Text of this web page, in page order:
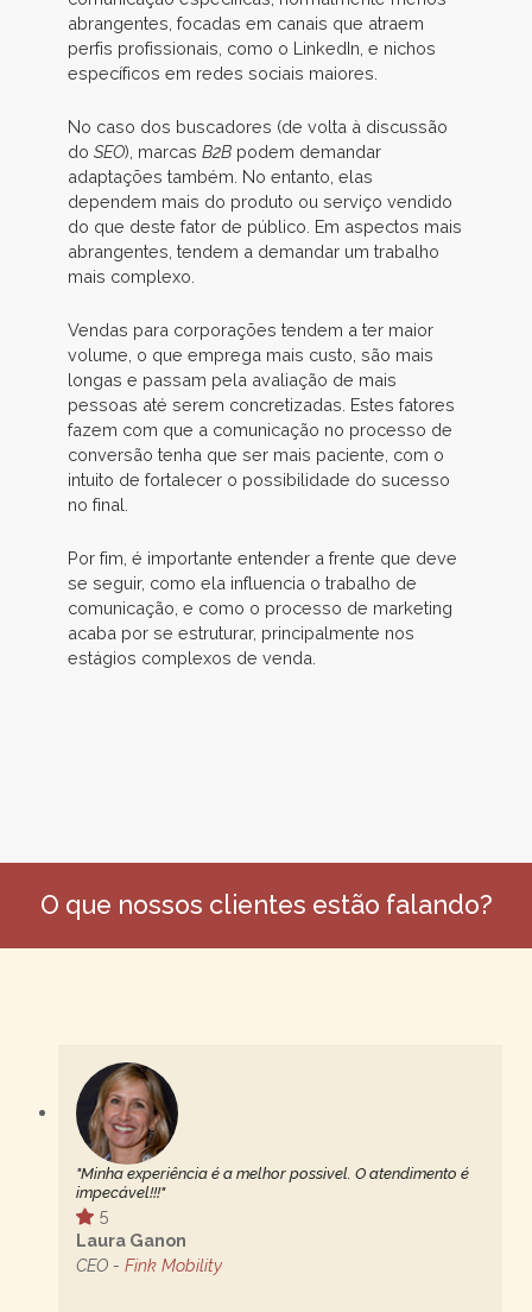
abrangentes, focadas em canais que atraem
perfis profissionais, como o LinkedIn, e nichos
específicos em redes sociais maiores.
No caso dos buscadores (de volta à discussão
do SEO), marcas B2B podem demandar
adaptações também. No entanto, elas
dependem mais do produto ou serviço vendido
do que deste fator de público. Em aspectos mais
abrangentes, tendem a demandar um trabalho
mais complexo.
Vendas para corporações tendem a ter maior
volume, o que emprega mais custo, são mais
longas e passam pela avaliação de mais
pessoas até serem concretizadas. Estes fatores
fazem com que a comunicação no processo de
conversão tenha que ser mais paciente, com o
intuito de fortalecer o possibilidade do sucesso
no final.
Por fim, é importante entender a frente que deve
se seguir, como ela influencia o trabalho de
comunicação, e como o processo de marketing
acaba por se estruturar, principalmente nos
estágios complexos de venda.
O que nossos clientes estão falando?
"Minha experiência é a melhor possivel. O atendimento é
impecável!!!"
5
Laura Ganon
CEO - Fink Mobility